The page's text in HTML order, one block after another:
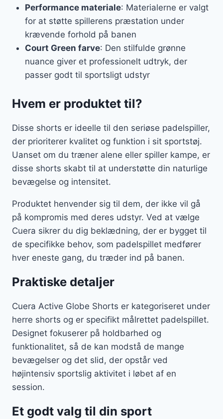
Performance materiale: Materialerne er valgt
for at støtte spillerens præstation under
krævende forhold på banen
Court Green farve: Den stilfulde grønne
nuance giver et professionelt udtryk, der
passer godt til sportsligt udstyr
Hvem er produktet til?
Disse shorts er ideelle til den seriøse padelspiller,
der prioriterer kvalitet og funktion i sit sportstøj.
Uanset om du træner alene eller spiller kampe, er
disse shorts skabt til at understøtte din naturlige
bevægelse og intensitet.
Produktet henvender sig til dem, der ikke vil gå
på kompromis med deres udstyr. Ved at vælge
Cuera sikrer du dig beklædning, der er bygget til
de specifikke behov, som padelspillet medfører
hver eneste gang, du træder ind på banen.
Praktiske detaljer
Cuera Active Globe Shorts er kategoriseret under
herre shorts og er specifikt målrettet padelspillet.
Designet fokuserer på holdbarhed og
funktionalitet, så de kan modstå de mange
bevægelser og det slid, der opstår ved
højintensiv sportslig aktivitet i løbet af en
session.
Et godt valg til din sport